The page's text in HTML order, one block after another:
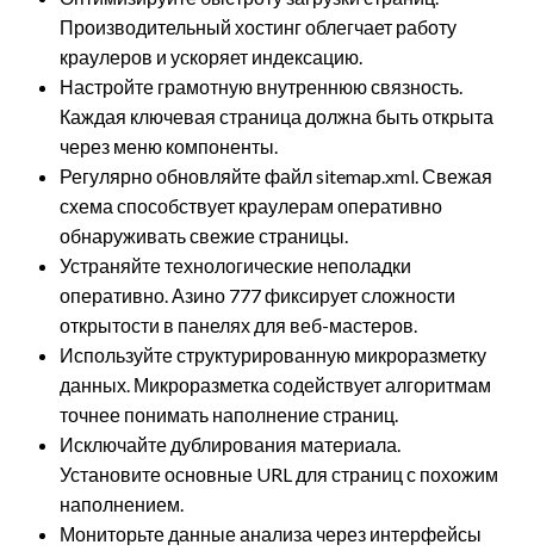
Производительный хостинг облегчает работу
краулеров и ускоряет индексацию.
Настройте грамотную внутреннюю связность.
Каждая ключевая страница должна быть открыта
через меню компоненты.
Регулярно обновляйте файл sitemap.xml. Свежая
схема способствует краулерам оперативно
обнаруживать свежие страницы.
Устраняйте технологические неполадки
оперативно. Азино 777 фиксирует сложности
открытости в панелях для веб-мастеров.
Используйте структурированную микроразметку
данных. Микроразметка содействует алгоритмам
точнее понимать наполнение страниц.
Исключайте дублирования материала.
Установите основные URL для страниц с похожим
наполнением.
Мониторьте данные анализа через интерфейсы